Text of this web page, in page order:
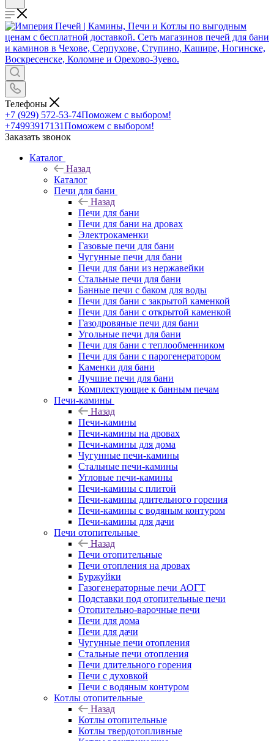
Телефоны
+7 (929) 572-53-74Поможем с выбором!
+74993917131Поможем с выбором!
Заказать звонок
Каталог
Назад
Каталог
Печи для бани
Назад
Печи для бани
Печи для бани на дровах
Электрокаменки
Газовые печи для бани
Чугунные печи для бани
Печи для бани из нержавейки
Стальные печи для бани
Банные печи с баком для воды
Печи для бани с закрытой каменкой
Печи для бани с открытой каменкой
Газодровяные печи для бани
Угольные печи для бани
Печи для бани с теплообменником
Печи для бани с парогенератором
Каменки для бани
Лучшие печи для бани
Комплектующие к банным печам
Печи-камины
Назад
Печи-камины
Печи-камины на дровах
Печи-камины для дома
Чугунные печи-камины
Стальные печи-камины
Угловые печи-камины
Печи-камины с плитой
Печи-камины длительного горения
Печи-камины с водяным контуром
Печи-камины для дачи
Печи отопительные
Назад
Печи отопительные
Печи отопления на дровах
Буржуйки
Газогенераторные печи АОГТ
Подставки под отопительные печи
Отопительно-варочные печи
Печи для дома
Печи для дачи
Чугунные печи отопления
Стальные печи отопления
Печи длительного горения
Печи с духовкой
Печи с водяным контуром
Котлы отопительные
Назад
Котлы отопительные
Котлы твердотопливные